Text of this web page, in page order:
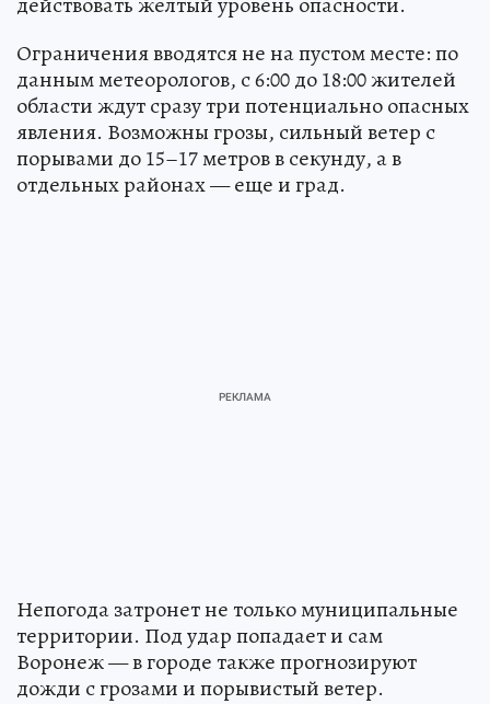
Ограничения вводятся не на пустом месте: по
данным метеорологов, с 6:00 до 18:00 жителей
области ждут сразу три потенциально опасных
явления. Возможны грозы, сильный ветер с
порывами до 15–17 метров в секунду, а в
отдельных районах — еще и град.
Непогода затронет не только муниципальные
территории. Под удар попадает и сам
Воронеж — в городе также прогнозируют
дожди с грозами и порывистый ветер.